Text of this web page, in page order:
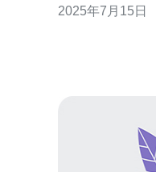
田CN2服务器采
2025年7月15日